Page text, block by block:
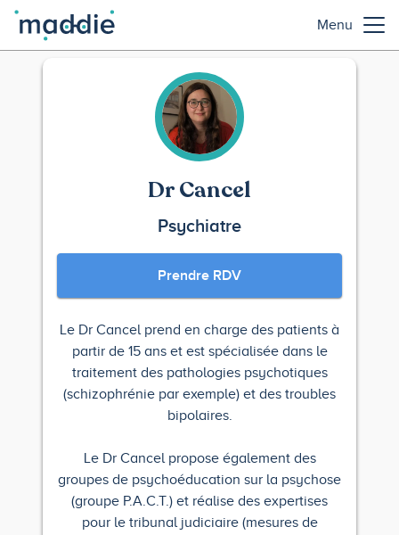
Menu
Dr Cancel
Psychiatre
Prendre RDV
Le Dr Cancel prend en charge des patients à
partir de 15 ans et est spécialisée dans le
traitement des pathologies psychotiques
(schizophrénie par exemple) et des troubles
bipolaires.
Le Dr Cancel propose également des
groupes de psychoéducation sur la psychose
(groupe P.A.C.T.) et réalise des expertises
pour le tribunal judiciaire (mesures de